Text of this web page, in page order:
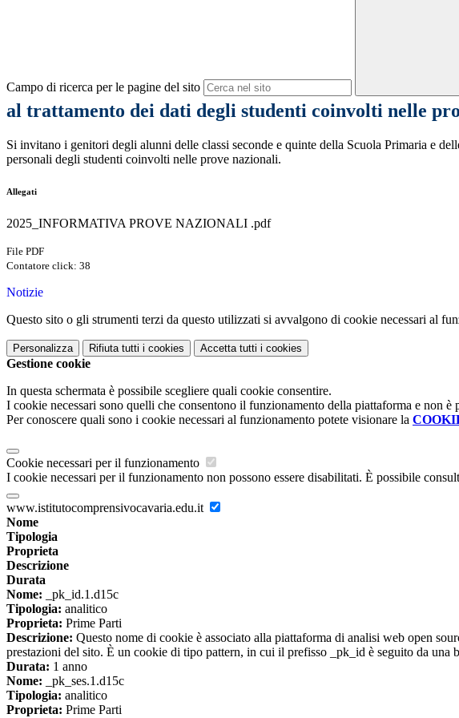
Campo di ricerca per le pagine del sito
al trattamento dei dati degli studenti coinvolti nelle
Si invitano i genitori degli alunni delle classi seconde e quinte della Scuola Primaria e
personali degli studenti coinvolti nelle prove nazionali.
Allegati
2025_INFORMATIVA PROVE NAZIONALI .pdf
File PDF
Contatore click: 38
Notizie
Questo sito o gli strumenti terzi da questo utilizzati si avvalgono di cookie necessari al
Personalizza Rifiuta tutti i cookies Accetta tutti i cookies
Gestione cookie
In questa schermata è possibile scegliere quali cookie consentire.
I cookie necessari sono quelli che consentono il funzionamento della piattaforma e non è
Per conoscere quali sono i cookie necessari al funzionamento potete visionare la
Cookie necessari per il funzionamento
I cookie necessari per il funzionamento non possono essere disabilitati. È possibile
www.istitutocomprensivocavaria.edu.it
Nome
Tipologia
Proprieta
Descrizione
Durata
Nome: _pk_id.1.d15c
Tipologia: analitico
Proprieta: Prime Parti
Descrizione: Questo nome di cookie è associato alla piattaforma di analisi web open
prestazioni del sito. È un cookie di tipo pattern, in cui il prefisso _pk_id è seguito da
Durata: 1 anno
Nome: _pk_ses.1.d15c
Tipologia: analitico
Proprieta: Prime Parti